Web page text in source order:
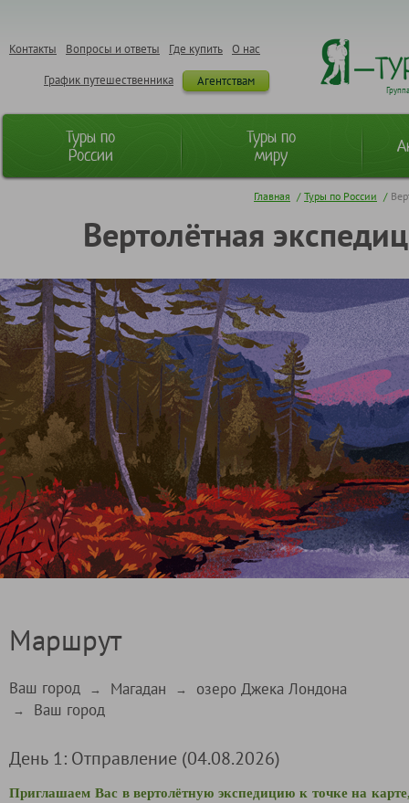
О нас
Где купить
Вопросы и ответы
Контакты
Агентствам
График путешественника
Туры по
России
Туры по
миру
Главная / Туры по России /
Вертолётная
Маршрут
Ваш город → Магадан → озеро Джека Лондона
→ Ваш город
День 1: Отправление (04.08.2026)
Приглашаем Вас в вертолётную экспедицию к точке на